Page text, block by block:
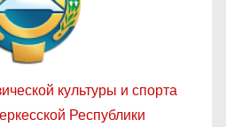
культуры и спорта
Республики